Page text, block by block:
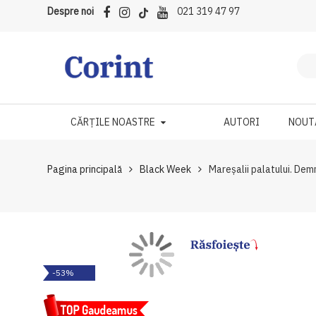
Despre noi 021 319 47 97
CĂRȚILE NOASTRE AUTORI
Pagina principală Black Week Mareșalii palatului.
to
end
-53%